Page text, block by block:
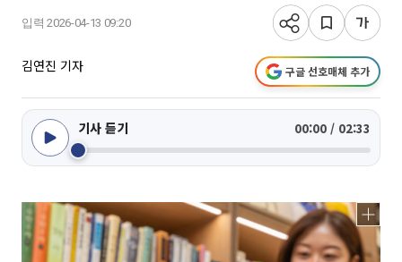
입력 2026-04-13 09:20
김연진 기자 구글 선호매체 추가
기사 듣기 00:00 / 02:33